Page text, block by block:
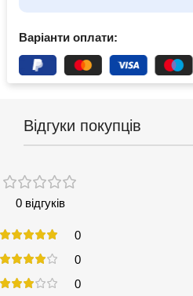
Варіанти оплати:
Відгуки покупців
0 відгуків
0
0
0